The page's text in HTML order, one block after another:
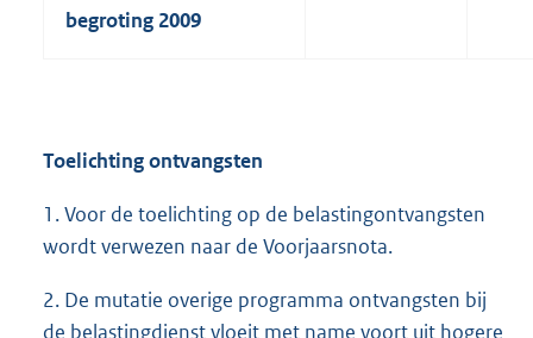
begroting 2009
Toelichting ontvangsten
1. Voor de toelichting op de belastingontvangsten
wordt verwezen naar de Voorjaarsnota.
2. De mutatie overige programma ontvangsten bij
de belastingdienst vloeit met name voort uit hogere